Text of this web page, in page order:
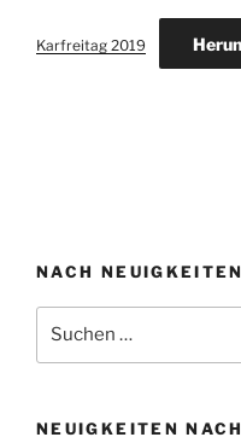
Karfreitag 2019
NACH
nach:
NEUIGKEITEN